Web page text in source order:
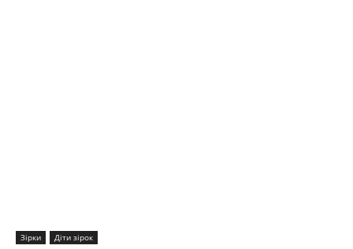
Зірки Діти зірок